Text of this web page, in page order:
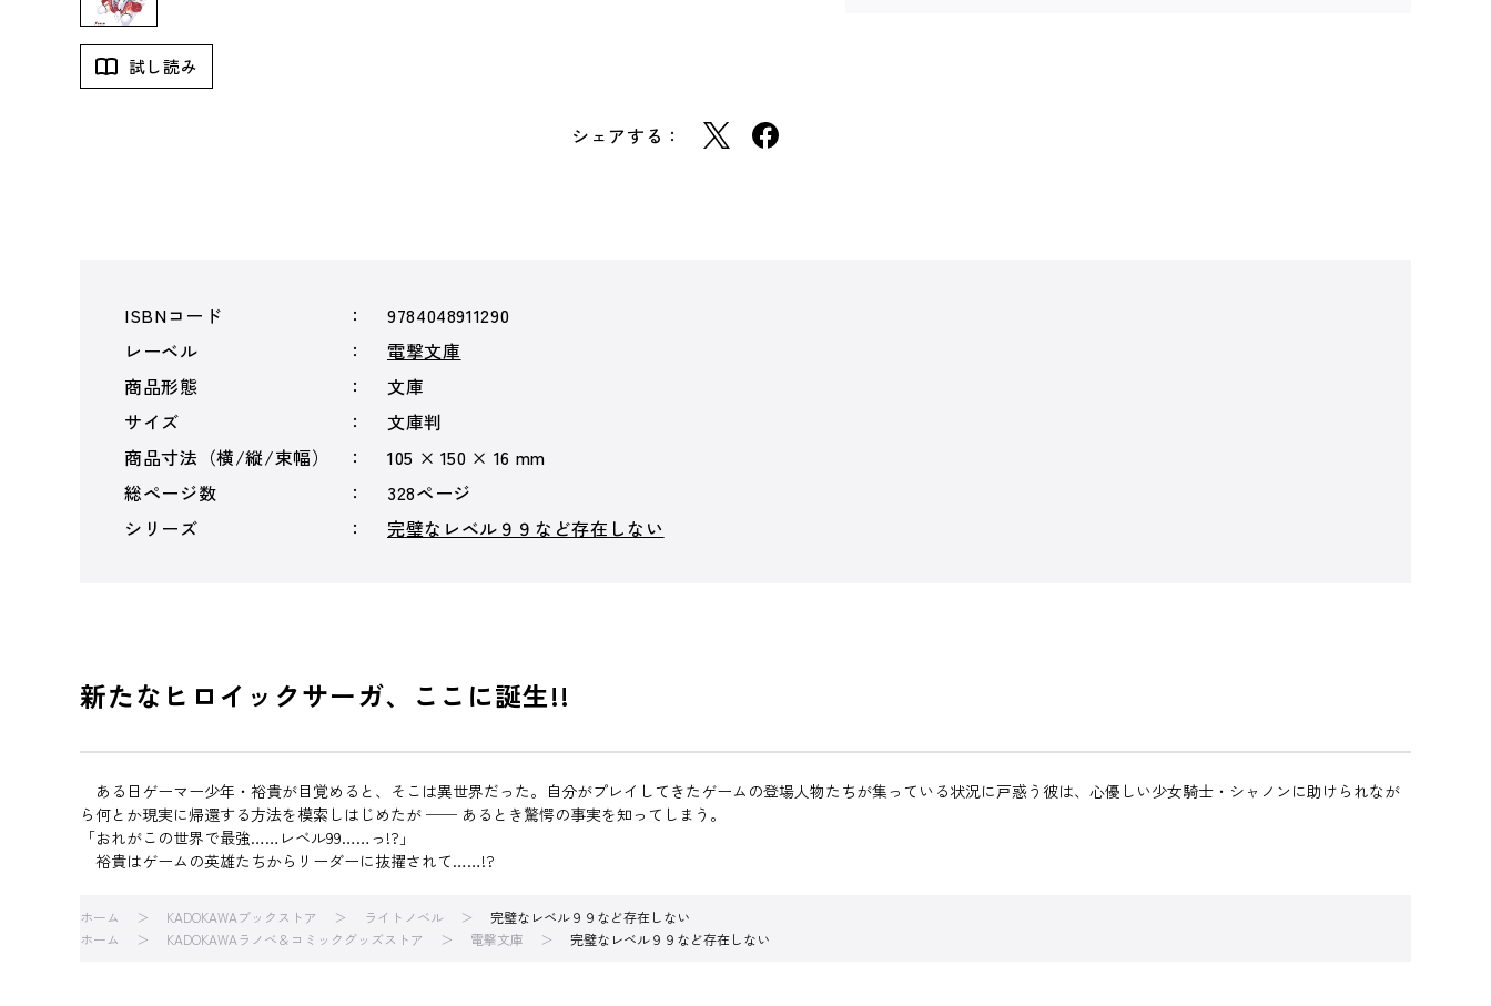
試し読み
シェアする：
ISBNコード
9784048911290
レーベル
電撃文庫
商品形態
文庫
サイズ
文庫判
商品寸法（横/縦/束幅）
105 × 150 × 16 mm
総ページ数
328ページ
シリーズ
完璧なレベル９９など存在しない
新たなヒロイックサーガ、ここに誕生!!
ある日ゲーマー少年・裕貴が目覚めると、そこは異世界だった。自分がプレイしてきたゲームの登場人物たちが集っている状況に戸惑う彼は、心優しい少女騎士・シャノンに助けられなが
ら何とか現実に帰還する方法を模索しはじめたが ── あるとき驚愕の事実を知ってしまう。
「おれがこの世界で最強……レベル99……っ!?」
裕貴はゲームの英雄たちからリーダーに抜擢されて……!?
ホーム KADOKAWAブックストア ライトノベル
完璧なレベル９９など存在しない
ホーム
KADOKAWAラノベ＆コミックグッズストア 電撃文庫 完璧なレベル９９など存在しない